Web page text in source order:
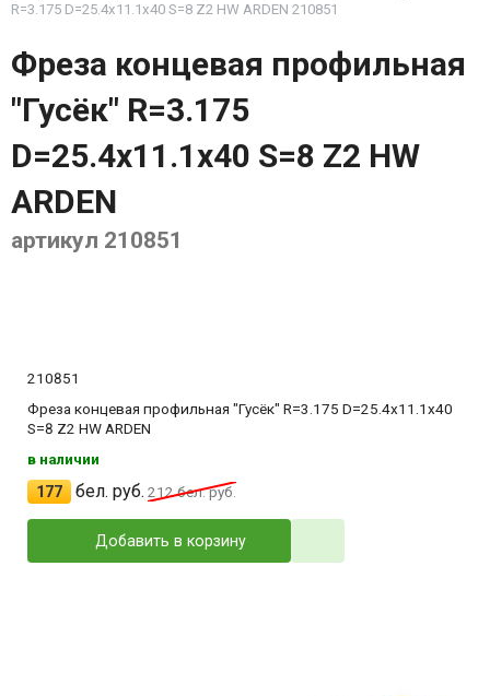
R=3.175 D=25.4x11.1x40 S=8 Z2 HW ARDEN 210851
Фреза концевая профильная
"Гусёк" R=3.175
D=25.4x11.1x40 S=8 Z2 HW
ARDEN
артикул 210851
210851
Фреза концевая профильная "Гусёк" R=3.175 D=25.4x11.1x40
S=8 Z2 HW ARDEN
в наличии
177 бел. руб. 212бел. руб.
Добавить в корзину